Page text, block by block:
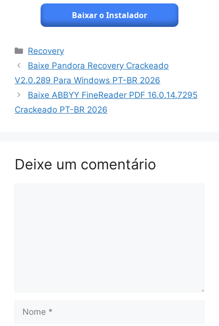
Baixar o Instalador
Categorias
Recovery
Baixe Pandora Recovery Crackeado
V2.0.289 Para Windows PT-BR 2026
Baixe ABBYY FineReader PDF 16.0.14.7295
Crackeado PT-BR 2026
Deixe um comentário